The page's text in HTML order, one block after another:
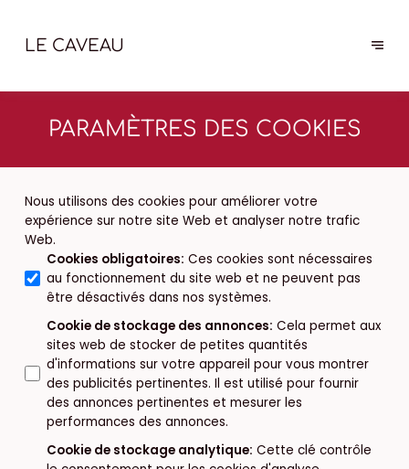
LE CAVEAU
PARAMÈTRES DES COOKIES
Nous utilisons des cookies pour améliorer votre
expérience sur notre site Web et analyser notre trafic
Web.
Cookies obligatoires: Ces cookies sont nécessaires
au fonctionnement du site web et ne peuvent pas
être désactivés dans nos systèmes.
Cookie de stockage des annonces: Cela permet aux
sites web de stocker de petites quantités
d'informations sur votre appareil pour vous montrer
des publicités pertinentes. Il est utilisé pour fournir
des annonces pertinentes et mesurer les
performances des annonces.
Cookie de stockage analytique: Cette clé contrôle